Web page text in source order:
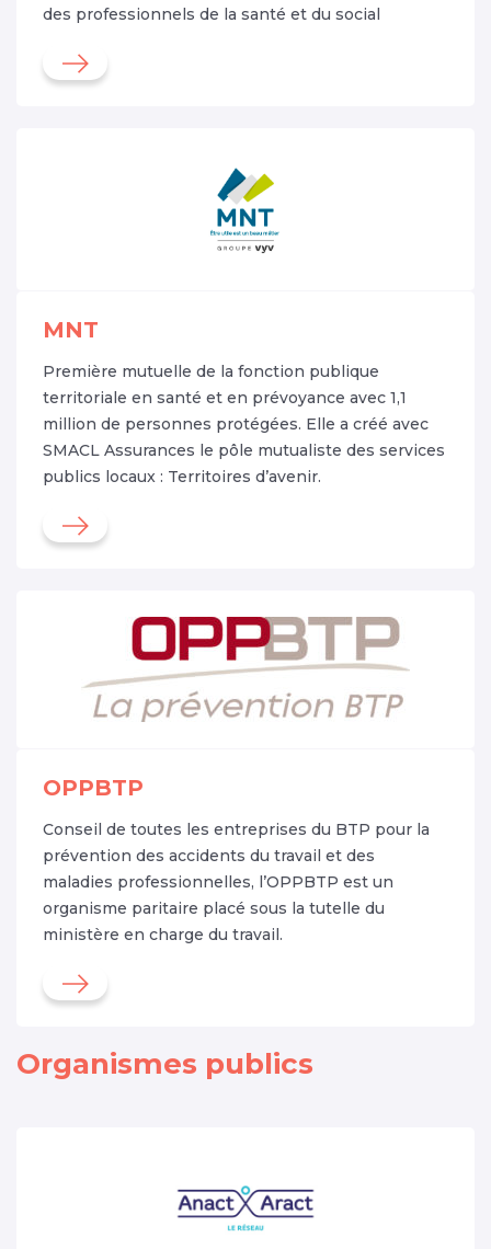
des professionnels de la santé et du social
MNT
Première mutuelle de la fonction publique
territoriale en santé et en prévoyance avec 1,1
million de personnes protégées. Elle a créé avec
SMACL Assurances le pôle mutualiste des services
publics locaux : Territoires d’avenir.
OPPBTP
Conseil de toutes les entreprises du BTP pour la
prévention des accidents du travail et des
maladies professionnelles, l’OPPBTP est un
organisme paritaire placé sous la tutelle du
ministère en charge du travail.
Organismes publics